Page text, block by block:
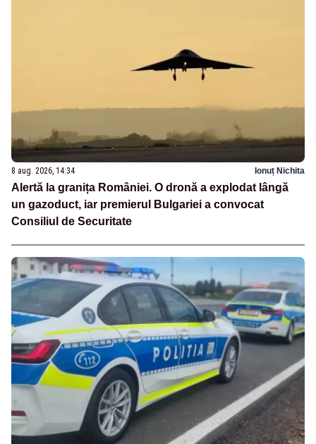
8 aug. 2026, 14:34 Ionuț Nichita
Alertă la granița României. O dronă a explodat lângă
un gazoduct, iar premierul Bulgariei a convocat
Consiliul de Securitate